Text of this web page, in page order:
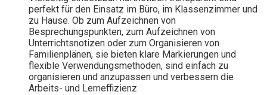
perfekt für den Einsatz im Büro, im Klassenzimmer und
zu Hause. Ob zum Aufzeichnen von
Besprechungspunkten, zum Aufzeichnen von
Unterrichtsnotizen oder zum Organisieren von
Familienplänen, sie bieten klare Markierungen und
flexible Verwendungsmethoden, sind einfach zu
organisieren und anzupassen und verbessern die
Arbeits- und Lerneffizienz